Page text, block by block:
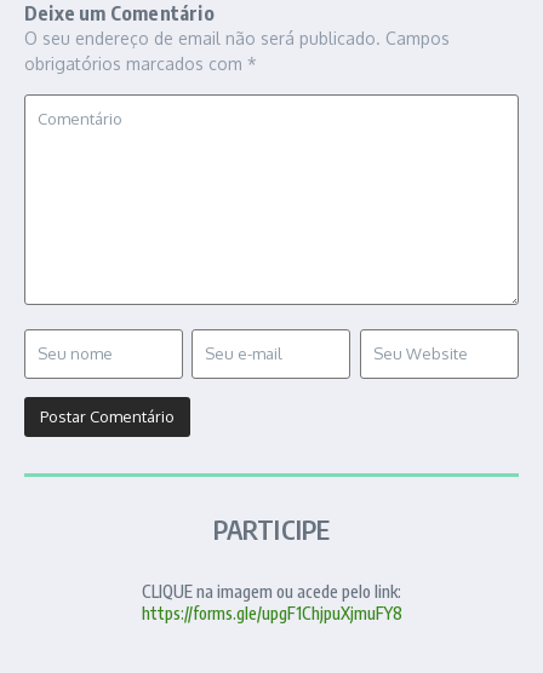
Deixe um Comentário
O seu endereço de email não será publicado. Campos
obrigatórios marcados com *
PARTICIPE
CLIQUE na imagem ou acede pelo link:
https://forms.gle/upgF1ChjpuXjmuFY8